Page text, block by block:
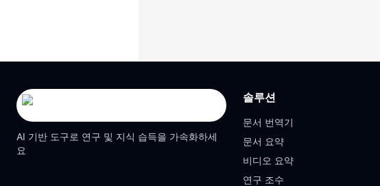
AI 기반 도구로 연구 및 지식 습득을 가속화하세
요
솔루션
문서 번역기
문서 요약
비디오 요약
연구 조수